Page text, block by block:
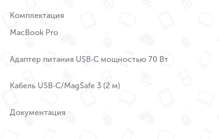
Комплектация
MacBook Pro
Адаптер питания USB‑C мощностью 70 Вт
Кабель USB‑C/MagSafe 3 (2 м)
Документация